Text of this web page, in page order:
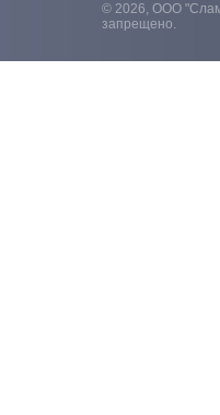
© 2026, ООО
запрещено.